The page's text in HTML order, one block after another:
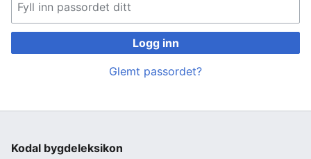
Logg inn
Glemt passordet?
Kodal bygdeleksikon